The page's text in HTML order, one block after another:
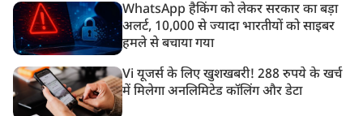
WhatsApp हैकिंग को लेकर सरकार का बड़ा
अलर्ट, 10,000 से ज्यादा भारतीयों को साइबर
हमले से बचाया गया
Vi यूजर्स के लिए खुशखबरी! 288 रुपये के खर्च
में मिलेगा अनलिमिटेड कॉलिंग और डेटा